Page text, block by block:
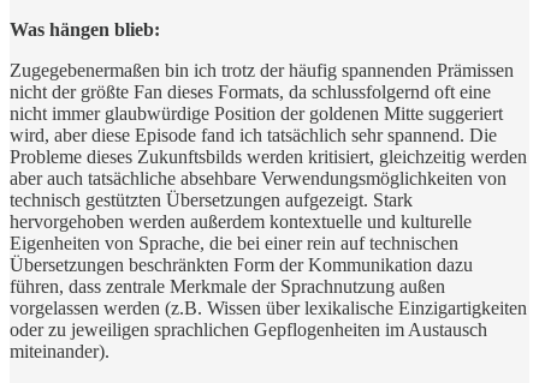
Was hängen blieb:
Zugegebenermaßen bin ich trotz der häufig spannenden Prämissen
nicht der größte Fan dieses Formats, da schlussfolgernd oft eine
nicht immer glaubwürdige Position der goldenen Mitte suggeriert
wird, aber diese Episode fand ich tatsächlich sehr spannend. Die
Probleme dieses Zukunftsbilds werden kritisiert, gleichzeitig werden
aber auch tatsächliche absehbare Verwendungsmöglichkeiten von
technisch gestützten Übersetzungen aufgezeigt. Stark
hervorgehoben werden außerdem kontextuelle und kulturelle
Eigenheiten von Sprache, die bei einer rein auf technischen
Übersetzungen beschränkten Form der Kommunikation dazu
führen, dass zentrale Merkmale der Sprachnutzung außen
vorgelassen werden (z.B. Wissen über lexikalische Einzigartigkeiten
oder zu jeweiligen sprachlichen Gepflogenheiten im Austausch
miteinander).